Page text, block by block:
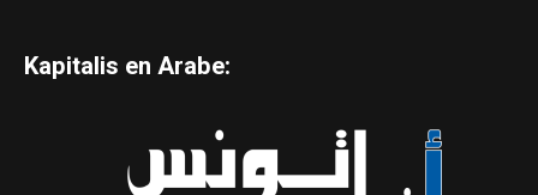
Kapitalis en Arabe: